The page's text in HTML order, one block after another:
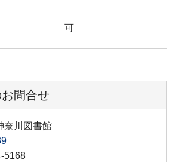
可
問合せ
奈川図書館
5168